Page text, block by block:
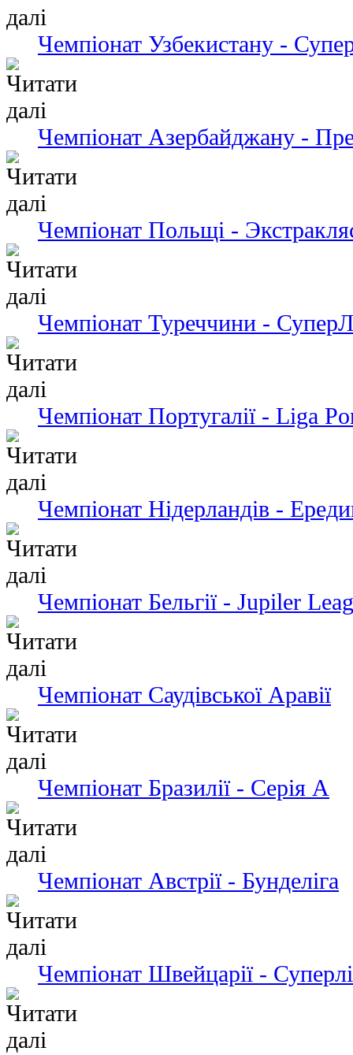
Чемпіонат Узбекистану -
Чемпіонат Азербайджану -
Чемпіонат Польщі -
Чемпіонат Туреччини -
Чемпіонат Португалії - Liga
Чемпіонат Нідерландів -
Чемпіонат Бельгії - Jupiler
Чемпіонат Саудівської Аравії
Чемпіонат Бразилії - Серія А
Чемпіонат Австрії - Бунделіга
Чемпіонат Швейцарії -